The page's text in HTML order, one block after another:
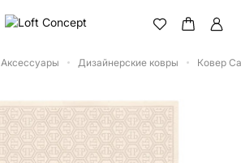
Аксессуары Дизайнерские ковры Ковер